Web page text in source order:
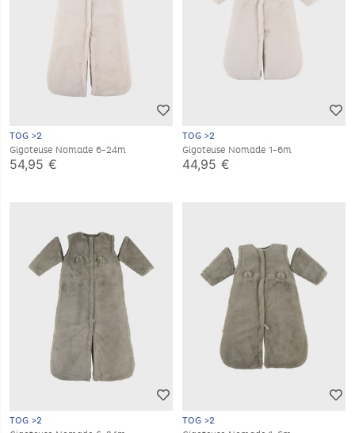
TOG >2
Gigoteuse Nomade 6-24m
54,95 €
TOG >2
Gigoteuse Nomade 1-6m
44,95 €
TOG >2
TOG >2